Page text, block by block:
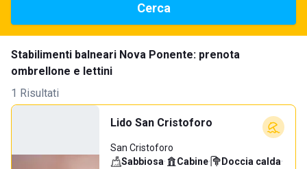
Cerca
Stabilimenti balneari Nova Ponente: prenota
ombrellone e lettini
1 Risultati
Lido San Cristoforo
San Cristoforo
Sabbiosa· Cabine· Doccia calda·